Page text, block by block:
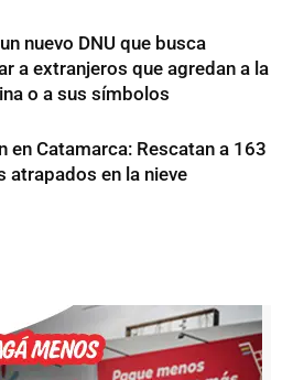
nuevo DNU que busca
a extranjeros que agredan a la
o a sus símbolos
en Catamarca: Rescatan a 163
atrapados en la nieve